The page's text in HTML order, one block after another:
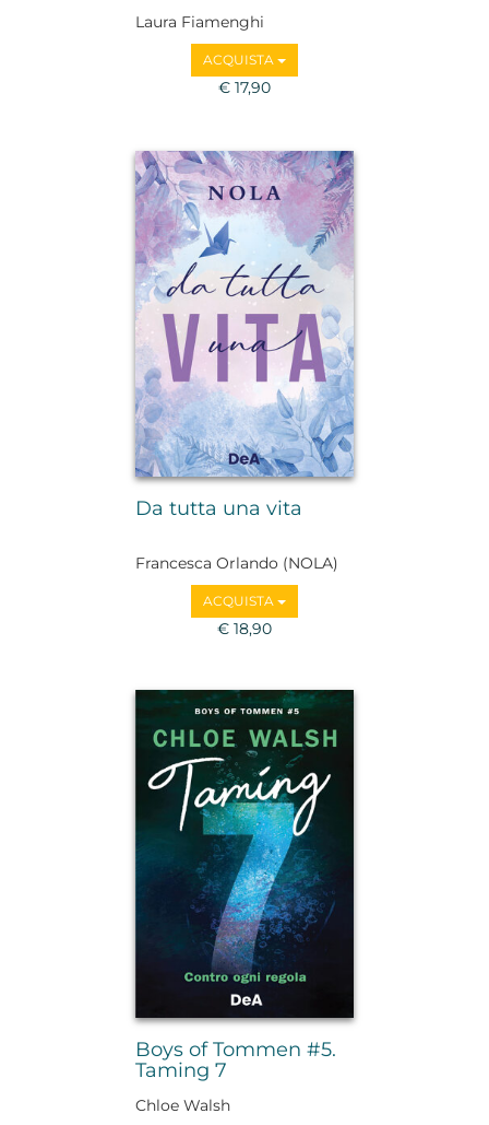
Laura Fiamenghi
ACQUISTA
€ 17,90
Da tutta una vita
Francesca Orlando (NOLA)
ACQUISTA
€ 18,90
Boys of Tommen #5.
Taming 7
Chloe Walsh